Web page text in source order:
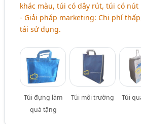
khác màu, túi có dây rút, túi có nút
- Giải pháp marketing: Chi phí
tái sử dụng.
Túi đựng làm
quà tặng
Túi môi trường Túi